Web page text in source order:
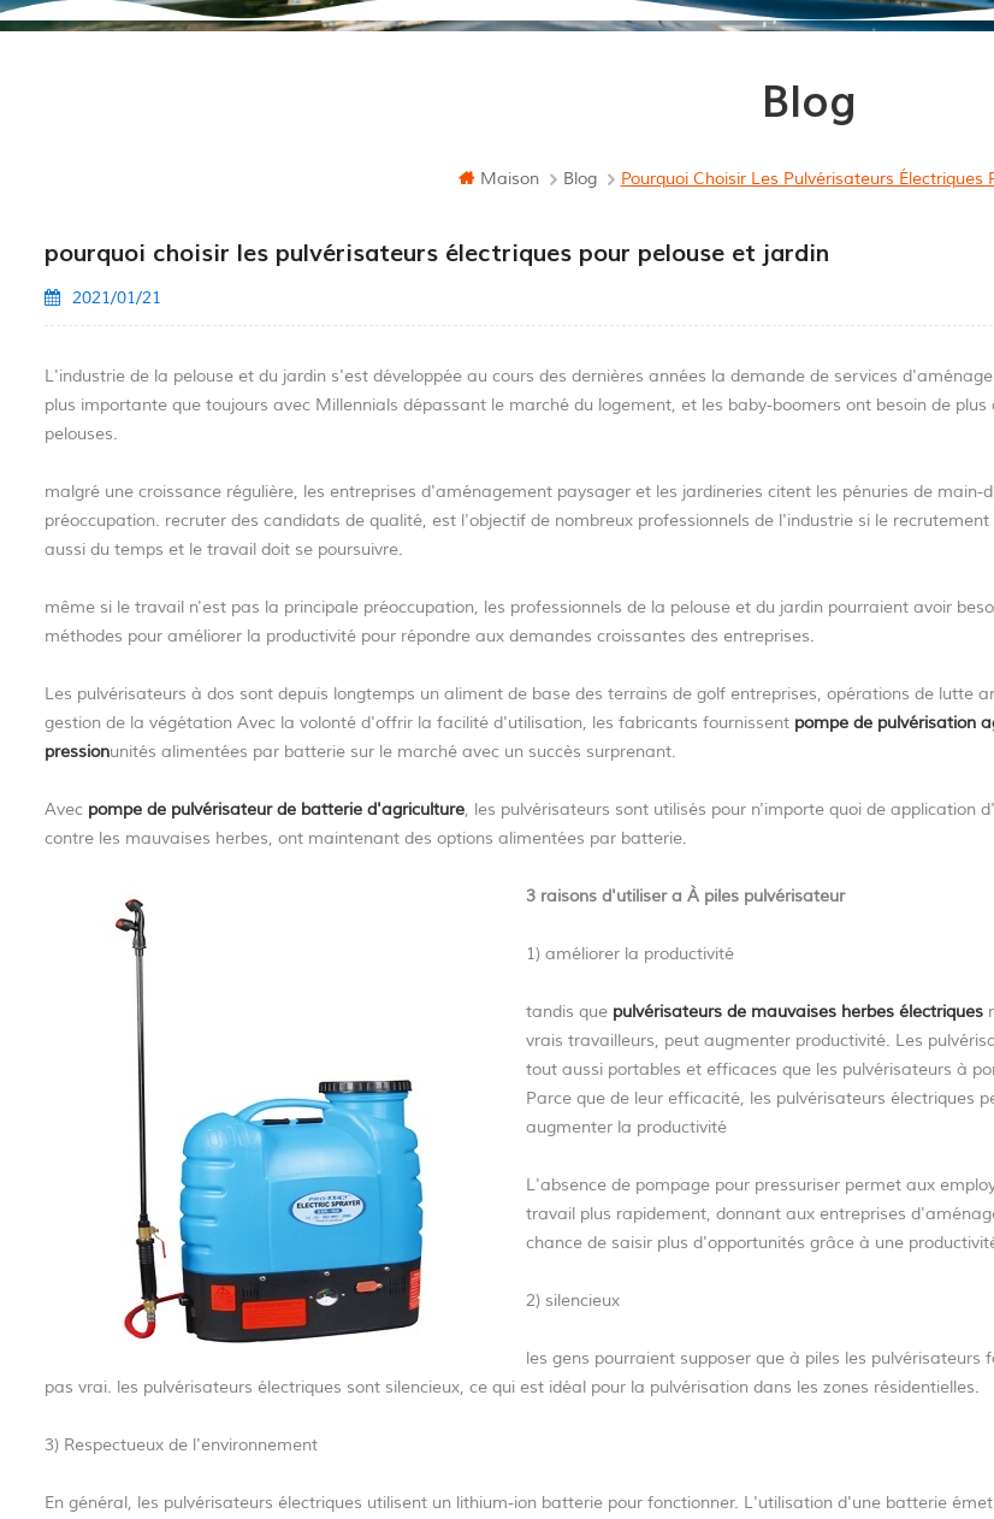
Blog
Maison Blog Pourquoi Choisir Les Pulvérisateurs Électriques
pourquoi choisir les pulvérisateurs électriques pour pelouse et jardin
2021/01/21
L'industrie de la pelouse et du jardin s'est développée au cours des dernières années la demande de services
plus importante que toujours avec Millennials dépassant le marché du logement, et les baby-boomers ont besoin de
pelouses.
malgré une croissance régulière, les entreprises d'aménagement paysager et les jardineries citent les pénuries de main-
préoccupation. recruter des candidats de qualité, est l'objectif de nombreux professionnels de l'industrie si le
aussi du temps et le travail doit se poursuivre.
même si le travail n'est pas la principale préoccupation, les professionnels de la pelouse et du jardin pourraient avoir
méthodes pour améliorer la productivité pour répondre aux demandes croissantes des entreprises.
Les pulvérisateurs à dos sont depuis longtemps un aliment de base des terrains de golf entreprises, opérations de lutte
gestion de la végétation Avec la volonté d'offrir la facilité d'utilisation, les fabricants fournissent pompe de pulvérisation
pressionunités alimentées par batterie sur le marché avec un succès surprenant.
Avec pompe de pulvérisateur de batterie d'agriculture, les pulvérisateurs sont utilisés pour n'importe quoi de application
contre les mauvaises herbes, ont maintenant des options alimentées par batterie.
3 raisons d'utilisera À piles pulvérisateur
1) améliorer la productivité
tandis que pulvérisateurs de mauvaises herbes électriques
vrais travailleurs, peut augmenter productivité. Les
tout aussi portables et efficaces que les pulvérisateurs à
Parce que de leur efficacité, les pulvérisateurs électriques
augmenter la productivité
L'absence de pompage pour pressuriser permet aux
travail plus rapidement, donnant aux entreprises
chance de saisir plus d'opportunités grâce à une
2) silencieux
les gens pourraient supposer que à piles les pulvérisateurs
pas vrai. les pulvérisateurs électriques sont silencieux, ce qui est idéal pour la pulvérisation dans les zones résidentielles.
3) Respectueux de l'environnement
En général, les pulvérisateurs électriques utilisent un lithium-ion batterie pour fonctionner. L'utilisation d'une batterie